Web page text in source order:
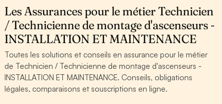
Les Assurances pour le métier Technicien
/ Technicienne de montage d'ascenseurs -
INSTALLATION ET MAINTENANCE
Toutes les solutions et conseils en assurance pour le métier
de Technicien / Technicienne de montage d'ascenseurs -
INSTALLATION ET MAINTENANCE. Conseils, obligations
légales, comparaisons et souscriptions en ligne.